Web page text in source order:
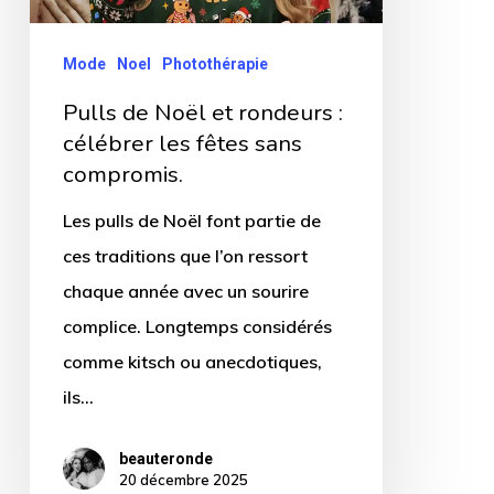
fêtes
sans
compromis.
Mode Noel Photothérapie
Pulls de Noël et rondeurs :
célébrer les fêtes sans
compromis.
Les pulls de Noël font partie de
ces traditions que l’on ressort
chaque année avec un sourire
complice. Longtemps considérés
comme kitsch ou anecdotiques,
ils…
beauteronde
20 décembre 2025